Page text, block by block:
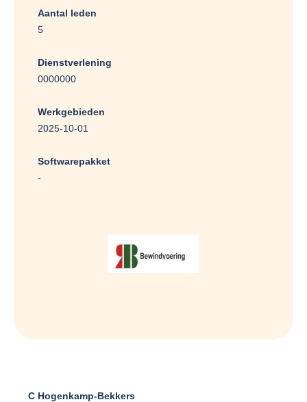
Aantal leden
5
Dienstverlening
0000000
Werkgebieden
2025-10-01
Softwarepakket
-
C Hogenkamp-Bekkers